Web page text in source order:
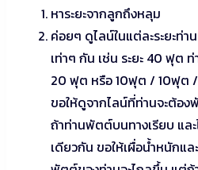
หาระยะจากลูกถึงหลุม
ค่อยๆ ดูไลน์ในแต่ละระยะท่า
เท่าๆ กัน เช่น ระยะ 40 ฟุต
20 ฟุต หรือ 10ฟุต / 10ฟุต
ขอให้ดูจากไลน์ที่ท่านจะต้อ
ถ้าท่านพัตต์บนทางเรียบ แล
เดียวกัน ขอให้เผื่อน้ำหนักแล